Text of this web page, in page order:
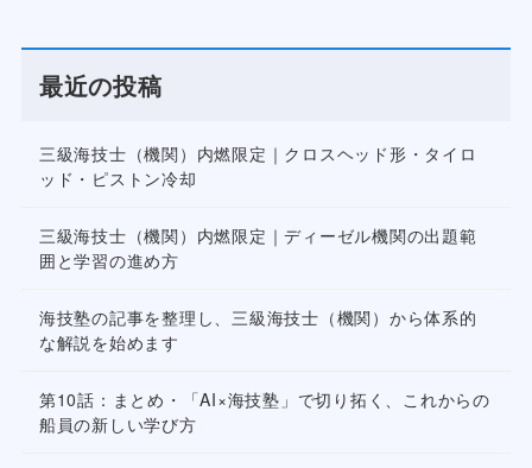
最近の投稿
三級海技士（機関）内燃限定｜クロスヘッド形・タイロ
ッド・ピストン冷却
三級海技士（機関）内燃限定｜ディーゼル機関の出題範
囲と学習の進め方
海技塾の記事を整理し、三級海技士（機関）から体系的
な解説を始めます
第10話：まとめ・「AI×海技塾」で切り拓く、これからの
船員の新しい学び方